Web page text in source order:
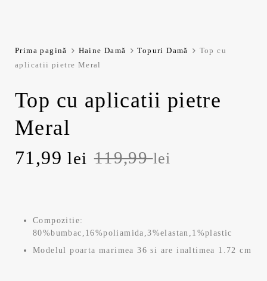
Prima pagină Haine Damă Topuri Damă
Top cu
aplicatii pietre Meral
Top cu aplicatii pietre
Meral
119,99lei
P
71,99lei
P
Compozitie:
80%bumbac,16%poliamida,3%elastan,1%plastic
Modelul poarta marimea 36 si are inaltimea 1.72 cm